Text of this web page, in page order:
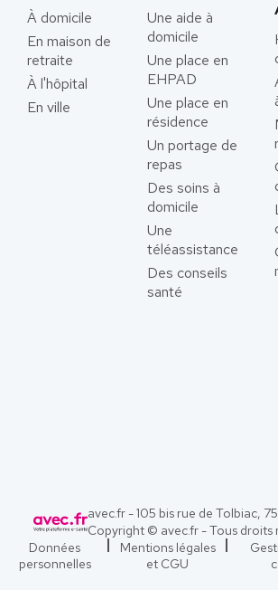
À domicile
En maison de
retraite
À l'hôpital
En ville
Une aide à
domicile
Une place en
EHPAD
Une place en
résidence
Un portage de
repas
Des soins à
domicile
Une
téléassistance
Des conseils
santé
avec.fr - 105 bis rue de Tolbiac,
Copyright © avec.fr - Tous droits
Données
personnelles
Mentions légales
et CGU